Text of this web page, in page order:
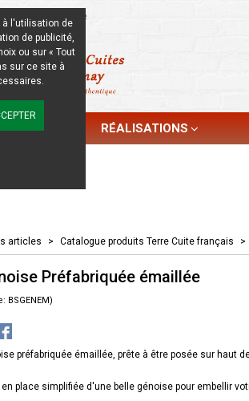
de l'Authentique
RÉALISATIONS
articles > Catalogue produits Terre Cuite français >
Préfabriquée émaillée
BSGENEM)
préfabriquée émaillée, prête à être posée sur haut
en place simplifiée d'une belle génoise pour embellir
à l'utilisation de
de publicité,
ou sur « Tout
sur ce site à